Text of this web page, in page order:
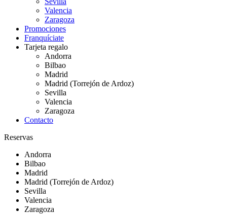
Valencia
Zaragoza
Promociones
Franquíciate
Tarjeta regalo
Andorra
Bilbao
Madrid
Madrid (Torrejón de Ardoz)
Sevilla
Valencia
Zaragoza
Contacto
Reservas
Andorra
Bilbao
Madrid
Madrid (Torrejón de Ardoz)
Sevilla
Valencia
Zaragoza